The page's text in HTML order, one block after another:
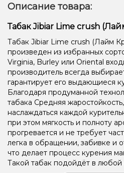
Апельсин, Грейпфрут, Лайм
Грейпфрут, Дыня, Лимон, Маракуйя
Ананас, Лёд/Холодок Ананас,
Виноград, Лёд/Холодок, Ягоды
Жвачка (фруктовая) Конфеты,
Ананас, Маракуйя, Мороженое,
Киви, Лайм, Мята, Яблоко Гуава,
Гуава, Черника/Голубика Арбуз,
Мята, Черника/Голубика Лёд/
Лёд/Холодок, Яблоко
Описание товара:
Табак Jibiar Lime crush
Табак Jibiar Lime crush (Лайм
произведен из избранных
Virginia, Burley или Oriental
производитель всегда
гарантирует его выдающиеся
Благодаря продуманной
табака Средняя
наслаждаться каждой
при этом мягкость и полноту
прогревается и не требует
легка в обращении, забивке и
что делает процесс курения
Такой табак подойдёт в